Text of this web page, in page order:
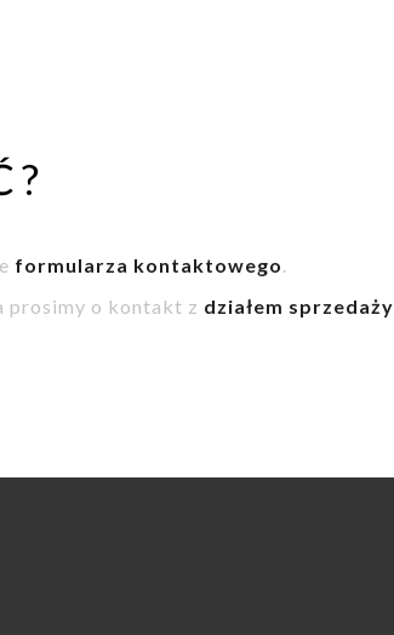
formularza kontaktowego.
prosimy o kontakt z działem sprzedaży